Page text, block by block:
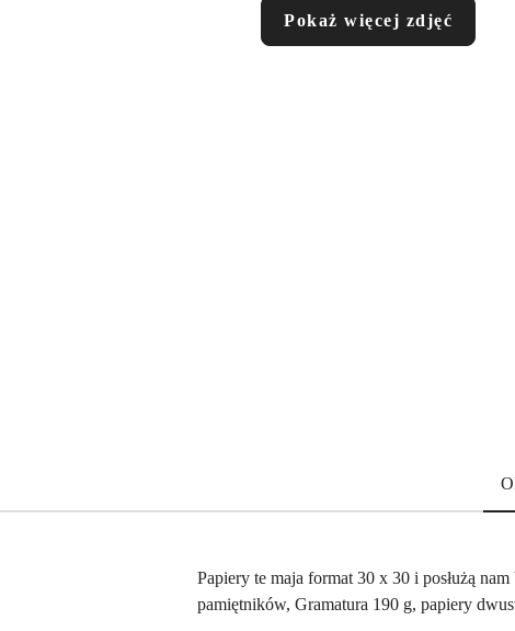
Pokaż więcej zdjęć
Papiery te maja format 30 x 30 i posłużą
pamiętników, Gramatura 190 g, papiery